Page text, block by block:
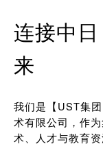
连接中日
来
我们是【UST集
术有限公司，作
术、人才与教育资